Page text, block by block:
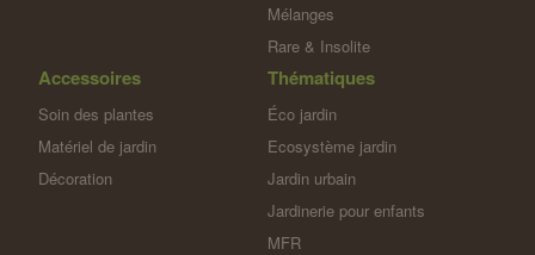
Mélanges
Rare & Insolite
Accessoires
Soin des plantes
Matériel de jardin
Décoration
Thématiques
Éco jardin
Ecosystème jardin
Jardin urbain
Jardinerie pour enfants
MFR